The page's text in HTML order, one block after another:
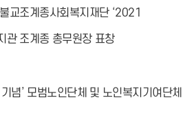
교조계종사회복지재단 ‘2021
관 조계종 총무원장 표창
념’ 모범노인단체 및 노인복지기여단체